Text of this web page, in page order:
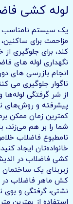
لوله کشی
یک سیستم نامناسب
مزاحمت برای
کند، برای جلوگیری
نگهداری لوله های
انجام بازرسی های
ناگوار جلوگیری می
از شر گرفتگی
پیشرفته و روش‌های
کمترین زمان ممکن
شما را بر هم
نامطبوع فاضلاب
خانواده‌تان ایجاد
کشی فاضلاب در
زیربنای یک
کش ماهر فاضلاب در
نشتی، گرفتگی و بوی